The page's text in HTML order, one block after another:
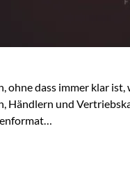
dass immer klar
Händlern und